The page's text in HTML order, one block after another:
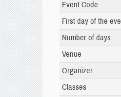
Event Code
First day of the
Number of days
Venue
Organizer
Classes